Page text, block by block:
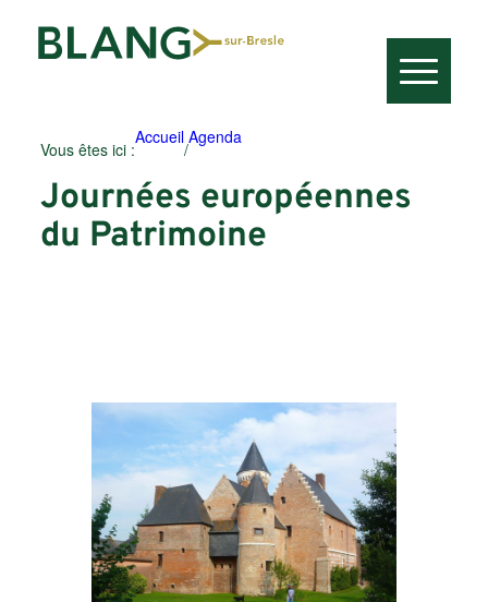
Vous êtes ici :
Accueil
/
Agenda
Journées européennes
du Patrimoine